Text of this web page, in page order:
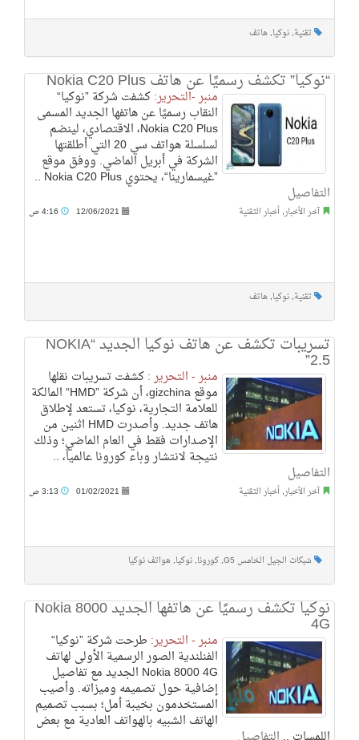
تقنية, نوكيا, هاتف
“نوكيا” تكشف رسميًا عن هاتف Nokia C20 Plus
منبر -التحرير:كشفت شركة ”نوكيا“
النقاب رسميًا عن هاتفها الجديد المسمى
Nokia C20 Plus، الاقتصادي، لينضم
لسلسلة هواتف سي 20 التي أطلقتها
الشركة في أبريل الماضي. ووفق موقع
”غيسمارينا“، يحتوي Nokia C20 Plus ..
التفاصيل
آخر الأخبار, أخبار التقنية 12/06/2021
تقنية, نوكيا, هاتف
تسريبات تكشف عن هاتف نوكيا الجديد “NOKIA
2.5”
منبر - التحرير :كشفت تسريبات نقلها
موقع gizchina، أن شركة ”HMD“ المالكة
للعلامة التجارية، نوكيا، تستعد لإطلاق
هاتف جديد. وأصدرت HMD اثنين من
الإصدارات فقط في العام الماضي؛ وذلك
نتيجة لانتشار وباء كورونا عالمياً، ..
التفاصيل
آخر الأخبار, أخبار التقنية 01/02/2021
شبكات الجيل الخامس G5 , كورونا, نوكيا, هواتف نوكيا
نوكيا تكشف رسميًا عن هاتفها الجديد Nokia 8000
4G
منبر - التحرير: طرحت شركة ”نوكيا“
الفنلندية الصور الرسمية الأولى لهاتف
Nokia 8000 4G الجديد مع تفاصيل
إضافية حول تصميمه وميزاته. وأصيب
المستخدمون بخيبة أمل؛ بسبب تصميم
الهاتف الشبيه بالهواتف العادية مع بعض